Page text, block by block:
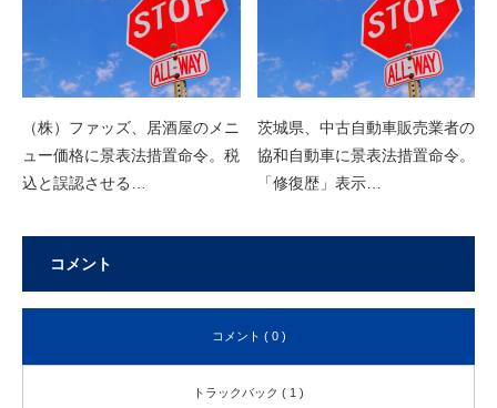
（株）ファッズ、居酒屋のメニ
ュー価格に景表法措置命令。税
込と誤認させる…
茨城県、中古自動車販売業者の
協和自動車に景表法措置命令。
「修復歴」表示…
コメント
コメント ( 0 )
トラックバック ( 1 )